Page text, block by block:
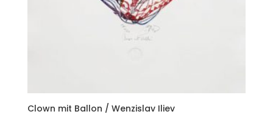
Clown mit Ballon / Wenzislav Iliev